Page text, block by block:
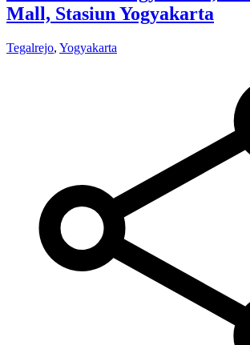
Mall, Stasiun Yogyakarta
Tegalrejo, Yogyakarta